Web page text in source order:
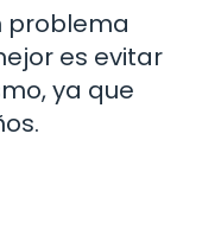
problema
es evitar
ya que